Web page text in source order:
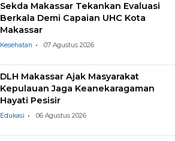
Sekda Makassar Tekankan Evaluasi
Berkala Demi Capaian UHC Kota
Makassar
Kesehatan 07 Agustus 2026
DLH Makassar Ajak Masyarakat
Kepulauan Jaga Keanekaragaman
Hayati Pesisir
Edukasi 06 Agustus 2026